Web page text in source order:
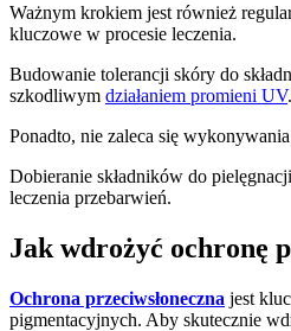
Ważnym krokiem jest również
kluczowe w procesie leczenia.
Budowanie tolerancji skóry do
szkodliwym działaniem promieni UV.
Ponadto, nie zaleca się
Dobieranie składników do
leczenia przebarwień.
Jak wdrożyć ochronę
Ochrona przeciwsłoneczna jest
pigmentacyjnych. Aby skutecznie